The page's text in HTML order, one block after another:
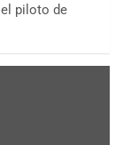
el piloto de